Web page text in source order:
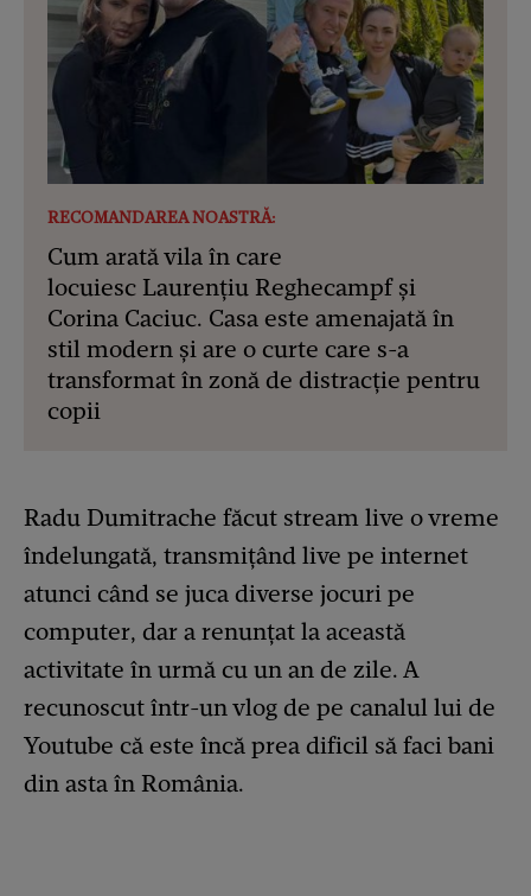
RECOMANDAREA NOASTRĂ:
Cum arată vila în care
locuiesc Laurențiu Reghecampf și
Corina Caciuc. Casa este amenajată în
stil modern și are o curte care s-a
transformat în zonă de distracție pentru
copii
Radu Dumitrache făcut stream live o vreme
îndelungată, transmițând live pe internet
atunci când se juca diverse jocuri pe
computer, dar a renunțat la această
activitate în urmă cu un an de zile. A
recunoscut într-un vlog de pe canalul lui de
Youtube că este încă prea dificil să faci bani
din asta în România.